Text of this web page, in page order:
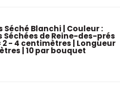
Séché Blanchi | Couleur :
Séchées de Reine-des-prés
2 - 4 centimètres | Longueur
| 10 par bouquet